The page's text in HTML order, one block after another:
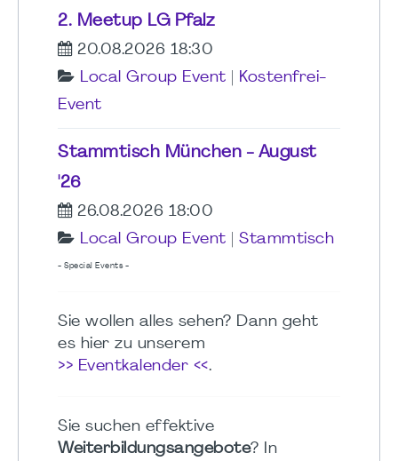
2. Meetup LG Pfalz
20.08.2026 18:30
Local Group Event
Kostenfrei-
Event
Stammtisch München - August
'26
26.08.2026 18:00
Local Group Event
Stammtisch
- Special Events -
Sie wollen alles sehen? Dann geht
es hier zu unserem
>> Eventkalender <<.
Sie suchen effektive
Weiterbildungsangebote? In